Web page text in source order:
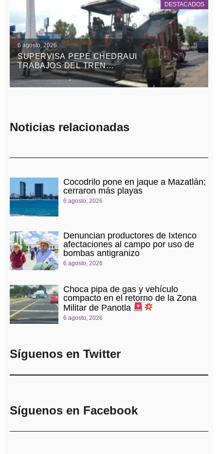
DESTACADOS
6 agosto, 2026
SUPERVISA PEPE CHEDRAUI
TRABAJOS DEL TREN
CAPITALINO DE PAVIMENTACIÓN
EN BULEVAR HÉROES DEL 5 DE
Noticias relacionadas
Cocodrilo pone en jaque a Mazatlán;
cerraron más playas
6 agosto, 2026
Denuncian productores de Ixtenco
afectaciones al campo por uso de
bombas antigranizo
6 agosto, 2026
Choca pipa de gas y vehículo
compacto en el retorno de la Zona
Militar de Panotla
6 agosto, 2026
Síguenos en Twitter
Síguenos en Facebook